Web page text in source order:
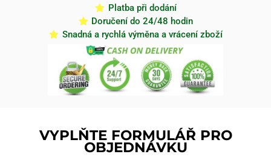
Platba při dodání
Doručení do 24/48 hodin
Snadná a rychlá výměna a vrácení zboží
VYPLŇTE FORMULÁŘ PRO
OBJEDNÁVKU